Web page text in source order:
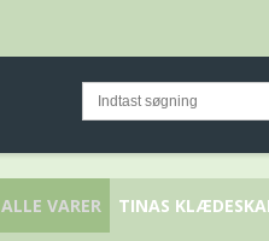
ALLE VARER TINAS